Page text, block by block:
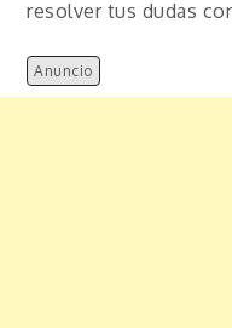
resolver tus dudas
Anuncio